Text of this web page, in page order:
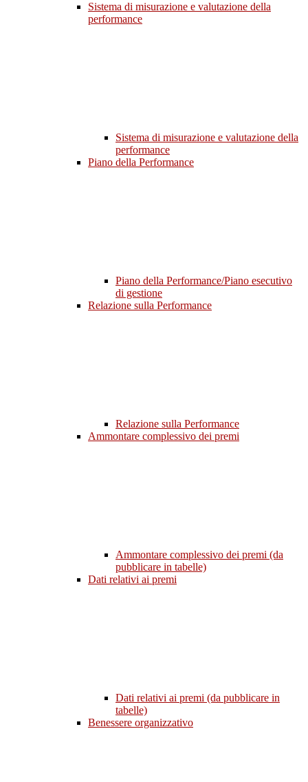
Sistema di misurazione e valutazione della
performance
Sistema di misurazione e valutazione della
performance
Piano della Performance
Piano della Performance/Piano esecutivo
di gestione
Relazione sulla Performance
Relazione sulla Performance
Ammontare complessivo dei premi
Ammontare complessivo dei premi (da
pubblicare in tabelle)
Dati relativi ai premi
Dati relativi ai premi (da pubblicare in
tabelle)
Benessere organizzativo